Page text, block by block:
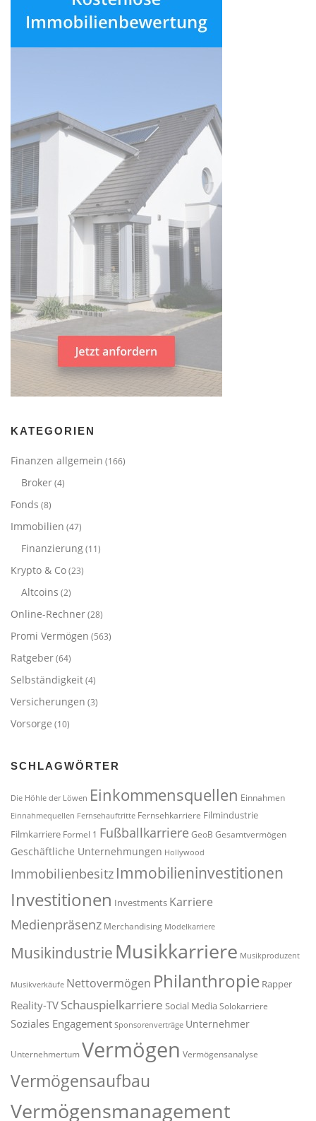
KATEGORIEN
Finanzen allgemein (166)
Broker(4)
Fonds (8)
Immobilien (47)
Finanzierung(11)
Krypto & Co(23)
Altcoins (2)
Online-Rechner(28)
Promi Vermögen (563)
Ratgeber(64)
Selbständigkeit(4)
Versicherungen (3)
Vorsorge (10)
SCHLAGWÖRTER
Die Höhle der Löwen Einkommensquellen Einnahmen
Einnahmequellen Fernsehauftritte Fernsehkarriere Filmindustrie
Filmkarriere Formel 1 Fußballkarriere GeoB Gesamtvermögen
Geschäftliche Unternehmungen Hollywood
Immobilienbesitz Immobilieninvestitionen
Investitionen Investments Karriere
Medienpräsenz Merchandising Modelkarriere
Musikindustrie Musikkarriere Musikproduzent
Musikverkäufe Nettovermögen Philanthropie Rapper
Reality-TV Schauspielkarriere Social MediaSolokarriere
Soziales Engagement Sponsorenverträge Unternehmer
UnternehmertumVermögen Vermögensanalyse
Vermögensaufbau
Vermögensmanagement